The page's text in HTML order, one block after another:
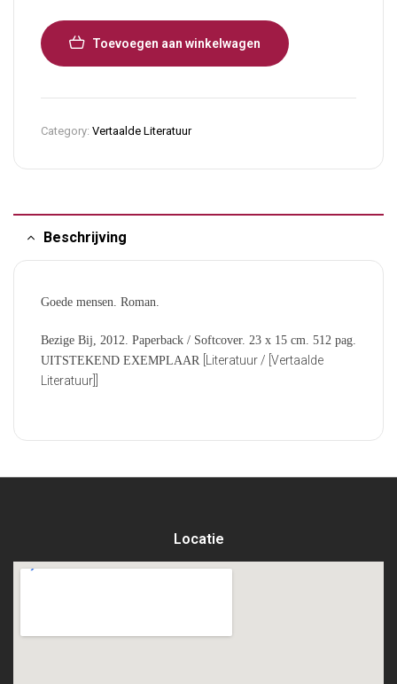
Toevoegen aan winkelwagen
Category: Vertaalde Literatuur
Beschrijving
Goede mensen. Roman.
Bezige Bij, 2012. Paperback / Softcover. 23 x 15 cm. 512 pag.
UITSTEKEND EXEMPLAAR
[Literatuur / [Vertaalde
Literatuur]]
Locatie